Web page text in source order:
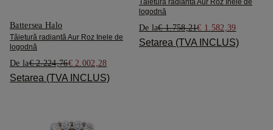
Battersea Halo
Tăietură radiantă Aur Roz Inele de
logodnă
De la€ 2.224,76€ 2.002,28
Setarea (TVA INCLUS)
logodnă
De la€ 1.758,21€ 1.582,39
Setarea (TVA INCLUS)